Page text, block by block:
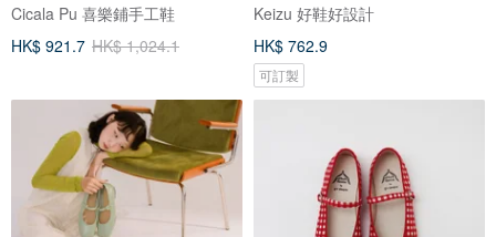
Cicala Pu 喜樂鋪手工鞋
HK$ 921.7 HK$ 1,024.1
Keizu 好鞋好設計
HK$ 762.9
可訂製